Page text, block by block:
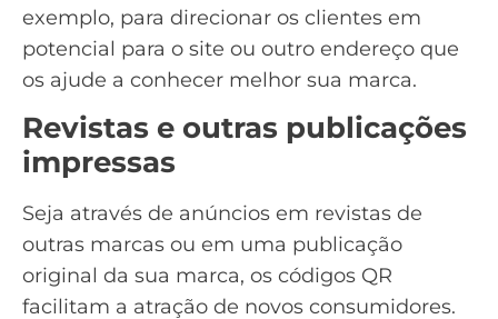
exemplo, para direcionar os clientes em
potencial para o site ou outro endereço que
os ajude a conhecer melhor sua marca.
Revistas e outras publicações
impressas
Seja através de anúncios em revistas de
outras marcas ou em uma publicação
original da sua marca, os códigos QR
facilitam a atração de novos consumidores.